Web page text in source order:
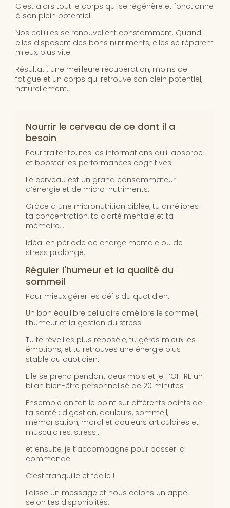
C'est alors tout le corps qui se régénère et fonctionne
à son plein potentiel.
Nos cellules se renouvellent constamment. Quand
elles disposent des bons nutriments, elles se réparent
mieux, plus vite.
Résultat : une meilleure récupération, moins de
fatigue et un corps qui retrouve son plein potentiel,
naturellement.
Nourrir le cerveau de ce dont il a
besoin
Pour traiter toutes les informations qu'il absorbe
et booster les performances cognitives.
Le cerveau est un grand consommateur
d’énergie et de micro-nutriments.
Grâce à une micronutrition ciblée, tu améliores
ta concentration, ta clarté mentale et ta
mémoire…
Idéal en période de charge mentale ou de
stress prolongé.
Réguler l'humeur et la qualité du
sommeil
Pour mieux gérer les défis du quotidien.
Un bon équilibre cellulaire améliore le sommeil,
l’humeur et la gestion du stress.
Tu te réveilles plus reposé·e, tu gères mieux les
émotions, et tu retrouves une énergie plus
stable au quotidien.
Elle se prend pendant deux mois et je T’OFFRE un
bilan bien-être personnalisé de 20 minutes
Ensemble on fait le point sur différents points de
ta santé : digestion, douleurs, sommeil,
mémorisation, moral et douleurs articulaires et
musculaires, stress…
et ensuite, je t’accompagne pour passer la
commande
C’est tranquille et facile !
Laisse un message et nous calons un appel
selon tes disponiblités.